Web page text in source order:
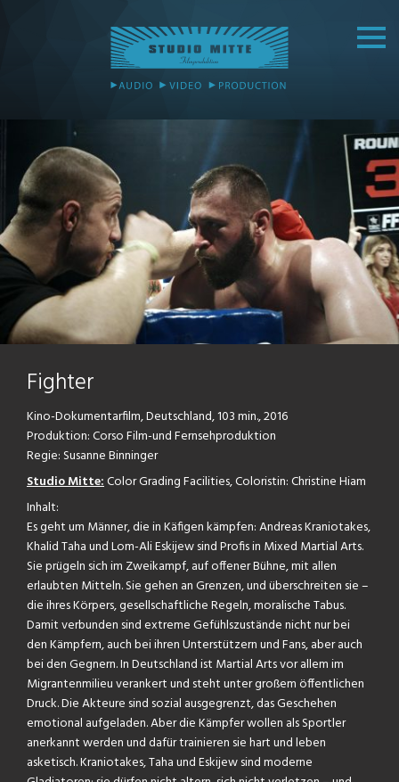
Fighter
Kino-Dokumentarfilm, Deutschland, 103 min., 2016
Produktion: Corso Film-und Fernsehproduktion
Regie: Susanne Binninger
Studio Mitte:Color Grading Facilities, Coloristin: Christine Hiam
Inhalt:
Es geht um Männer, die in Käfigen kämpfen: Andreas Kraniotakes,
Khalid Taha und Lom-Ali Eskijew sind Profis in Mixed Martial Arts.
Sie prügeln sich im Zweikampf, auf offener Bühne, mit allen
erlaubten Mitteln. Sie gehen an Grenzen, und überschreiten sie –
die ihres Körpers, gesellschaftliche Regeln, moralische Tabus.
Damit verbunden sind extreme Gefühlszustände nicht nur bei
den Kämpfern, auch bei ihren Unterstützern und Fans, aber auch
bei den Gegnern. In Deutschland ist Martial Arts vor allem im
Migrantenmilieu verankert und steht unter großem öffentlichen
Druck. Die Akteure sind sozial ausgegrenzt, das Geschehen
emotional aufgeladen. Aber die Kämpfer wollen als Sportler
anerkannt werden und dafür trainieren sie hart und leben
asketisch. Kraniotakes, Taha und Eskijew sind moderne